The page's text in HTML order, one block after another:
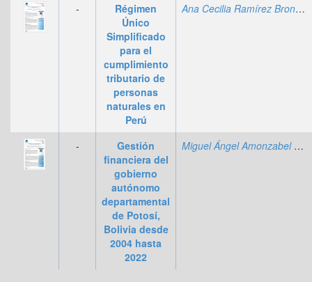
-
Régimen
Único
Simplificado
para el
cumplimiento
tributario de
personas
naturales en
Perú
Ana Cecilia Ramírez Broncano
-
Gestión
financiera del
gobierno
autónomo
departamental
de Potosí,
Bolivia desde
2004 hasta
2022
Miguel Ángel Amonzabel Gonzales